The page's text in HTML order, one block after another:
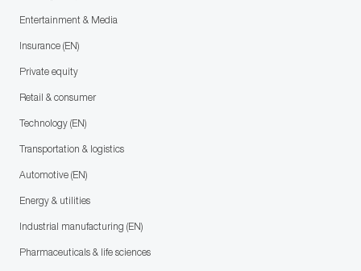
Entertainment & Media
Insurance (EN)
Private equity
Retail & consumer
Technology (EN)
Transportation & logistics
Automotive (EN)
Energy & utilities
Industrial manufacturing (EN)
Pharmaceuticals & life sciences